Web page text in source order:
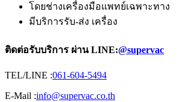
โดยช่างเครื่องมือแพทย์เฉพาะทาง
มีบริการรับ-ส่ง เครื่อง
ติดต่อรับบริการ ผ่าน LINE:@supervac
TEL/LINE :061-604-5494
E-Mail :info@supervac.co.th